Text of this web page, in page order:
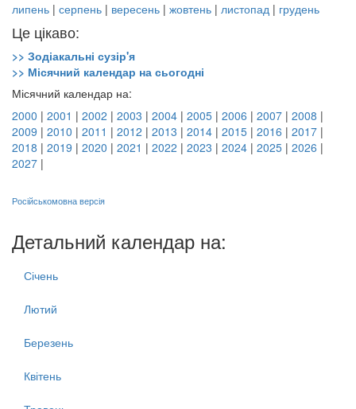
липень | серпень | вересень | жовтень | листопад | грудень
Це цікаво:
>> Зодіакальні сузір'я
>> Місячний календар на сьогодні
Місячний календар на:
2000 | 2001 | 2002 | 2003 | 2004 | 2005 | 2006 | 2007 | 2008 |
2009 | 2010 | 2011 | 2012 | 2013 | 2014 | 2015 | 2016 | 2017 |
2018 | 2019 | 2020 | 2021 | 2022 | 2023 | 2024 | 2025 | 2026 |
2027 |
Російськомовна версія
Детальний календар на:
Січень
Лютий
Березень
Квітень